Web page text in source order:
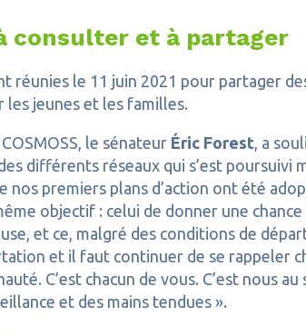
consulter et à partager
réunies le 11 juin 2021 pour partager
jeunes et les familles.
le sénateur Éric Forest, a
différents réseaux qui s’est poursuivi
nos premiers plans d’action ont été
objectif : celui de donner une
et ce, malgré des conditions de
et il faut continuer de se rappeler
C’est chacun de vous. C’est nous
et des mains tendues ».